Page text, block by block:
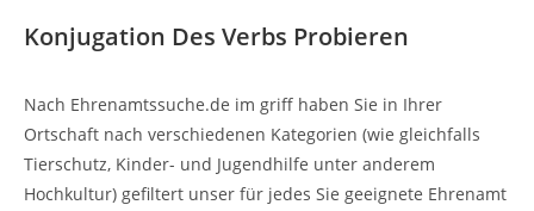
Konjugation Des Verbs Probieren
Nach Ehrenamtssuche.de im griff haben Sie in Ihrer
Ortschaft nach verschiedenen Kategorien (wie gleichfalls
Tierschutz, Kinder- und Jugendhilfe unter anderem
Hochkultur) gefiltert unser für jedes Sie geeignete Ehrenamt